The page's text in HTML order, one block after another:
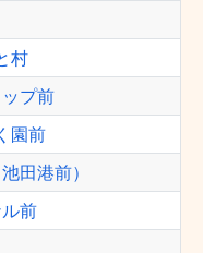
村
プ前
園前
田港前）
前